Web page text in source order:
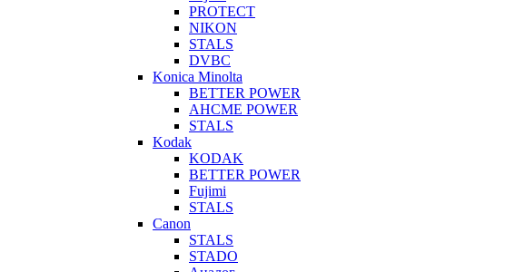
PROTECT
NIKON
STALS
DVBC
Konica Minolta
BETTER POWER
AHCME POWER
STALS
Kodak
KODAK
BETTER POWER
Fujimi
STALS
Canon
STALS
STADO